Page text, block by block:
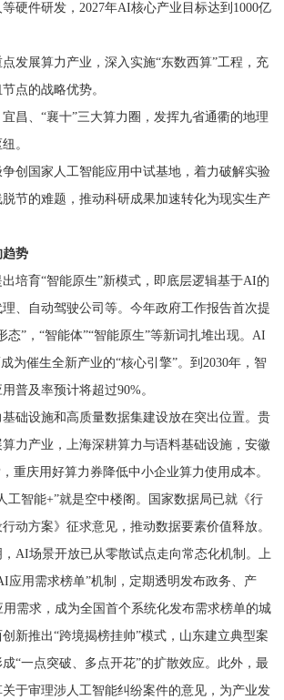
硬件研发，2027年AI核心产业目标达到1000亿
发展算力产业，深入实施“东数西算”工程，充
点的战略优势。
昌、“襄十”三大算力圈，发挥九省通衢的地理
。
创国家人工智能应用中试基地，着力破解实验
节的难题，推动科研成果加速转化为现实生产
趋势
培育“智能原生”新模式，即底层逻辑基于AI的
、自动驾驶公司等。今年政府工作报告首次提
态”，“智能体”“智能原生”等新词扎堆出现。AI
为催生全新产业的“核心引擎”。到2030年，智
普及率预计将超过90%。
础设施和高质量数据集建设放在突出位置。贵
力产业，上海深耕算力与语料基础设施，安徽
重庆用好算力券降低中小企业算力使用成本。
工智能+”就是空中楼阁。国家数据局已就《行
动方案》征求意见，推动数据要素价值释放。
AI场景开放已从零散试点走向常态化机制。上
应用需求榜单”机制，定期透明发布政务、产
需求，成为全国首个系统化发布需求榜单的城
新推出“跨境揭榜挂帅”模式，山东建立典型案
“一点突破、多点开花”的扩散效应。此外，最
于审理涉人工智能纠纷案件的意见，为产业发